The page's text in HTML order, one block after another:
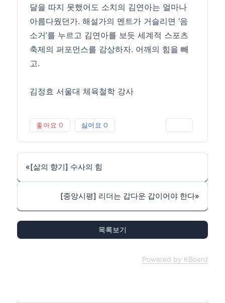
달을 따지 못했어도 소치의 김연아는 얼마나
아름다웠던가. 해설가의 멘트가 거슬리면 ‘음
소거’를 누르고 김연아를 보듯 세계적 스포츠
축제의 퍼포먼스를 감상하자. 어깨의 힘을 빼
고.
김정효 서울대 체육철학 강사
좋아요 0 싫어요 0
«[삶의 향기] 수사의 힘
[중앙시평] 리더는 갑다운 갑이어야 한다»
목록보기
Powered by KBoard